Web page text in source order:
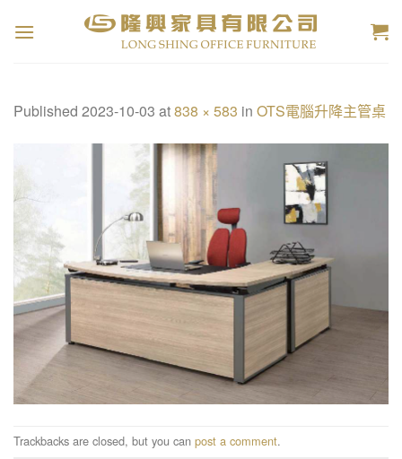
Published 2023-10-03 at838 × 583 in OTS電腦升降主管桌
Trackbacks are closed, but you can post a comment.